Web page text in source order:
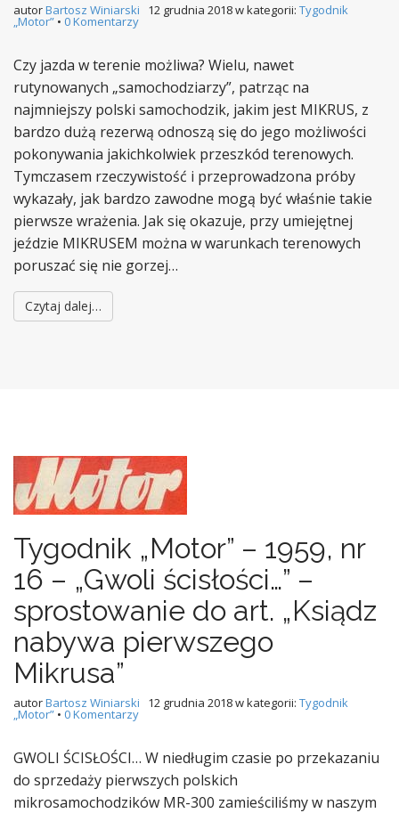
autorBartosz Winiarski 12 grudnia 2018w kategorii: Tygodnik
„Motor” • 0 Komentarzy
Czy jazda w terenie możliwa? Wielu, nawet
rutynowanych „samochodziarzy”, patrząc na
najmniejszy polski samochodzik, jakim jest MIKRUS, z
bardzo dużą rezerwą odnoszą się do jego możliwości
pokonywania jakichkolwiek przeszkód terenowych.
Tymczasem rzeczywistość i przeprowadzona próby
wykazały, jak bardzo zawodne mogą być właśnie takie
pierwsze wrażenia. Jak się okazuje, przy umiejętnej
jeździe MIKRUSEM można w warunkach terenowych
poruszać się nie gorzej…
Czytaj dalej…
Tygodnik „Motor” – 1959, nr
16 – „Gwoli ścisłości…” –
sprostowanie do art. „Ksiądz
nabywa pierwszego
Mikrusa”
autorBartosz Winiarski 12 grudnia 2018w kategorii: Tygodnik
„Motor” • 0 Komentarzy
GWOLI ŚCISŁOŚCI… W niedługim czasie po przekazaniu
do sprzedaży pierwszych polskich
mikrosamochodzików MR-300 zamieściliśmy w naszym